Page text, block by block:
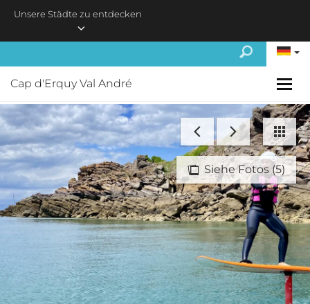
Unsere Städte zu entdecken
Cap d'Erquy Val André
Siehe Fotos (5)